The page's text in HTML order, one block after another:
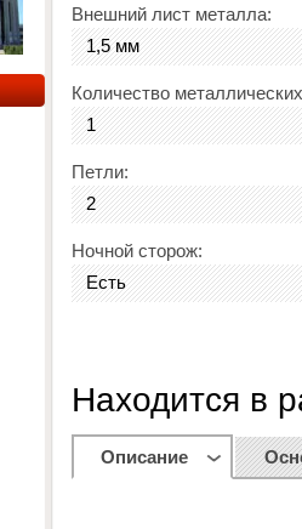
Внешний лист металла:
1,5 мм
Количество
1
Петли:
2
Ночной сторож:
Есть
Находится в
Описание